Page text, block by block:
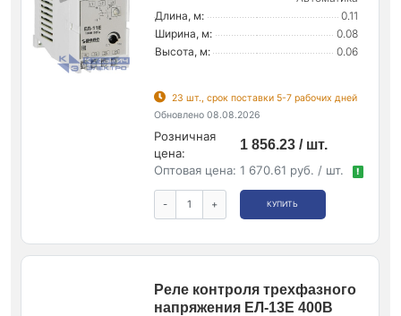
Длина, м:
0.11
Ширина, м:
0.08
Высота, м:
0.06
23 шт., срок поставки 5-7 рабочих дней
Обновлено 08.08.2026
Розничная
цена:
1 856.23 / шт.
Оптовая цена: 1 670.61 руб. / шт. !
- + КУПИТЬ
Реле контроля трехфазного
напряжения ЕЛ-13Е 400В